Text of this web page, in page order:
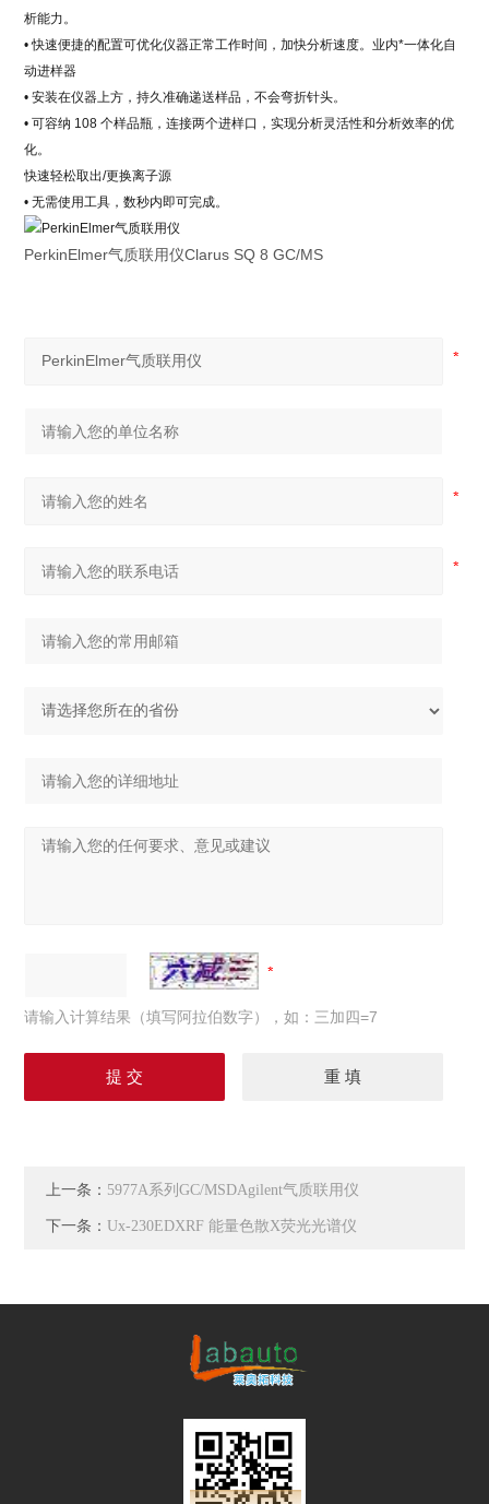
析能力。
• 快速便捷的配置可优化仪器正常工作时间，加快分析速度。业内*一体化自
动进样器
• 安装在仪器上方，持久准确递送样品，不会弯折针头。
• 可容纳 108 个样品瓶，连接两个进样口，实现分析灵活性和分析效率的优
化。
快速轻松取出/更换离子源
• 无需使用工具，数秒内即可完成。
PerkinElmer气质联用仪Clarus SQ 8 GC/MS
请输入计算结果（填写阿拉伯数字），如：三加四=7
上一条： 5977A系列GC/MSDAgilent气质联用仪
下一条：Ux-230EDXRF 能量色散X荧光光谱仪